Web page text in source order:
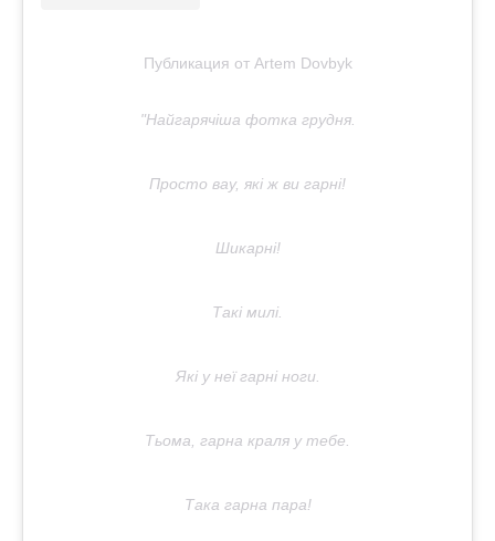
Публикация от Artem Dovbyk
"Найгарячіша фотка грудня.
Просто вау, які ж ви гарні!
Шикарні!
Такі милі.
Які у неї гарні ноги.
Тьома, гарна краля у тебе.
Така гарна пара!